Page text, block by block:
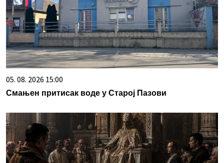
05. 08. 2026 15:00
Смањен притисак воде у Старој Пазови